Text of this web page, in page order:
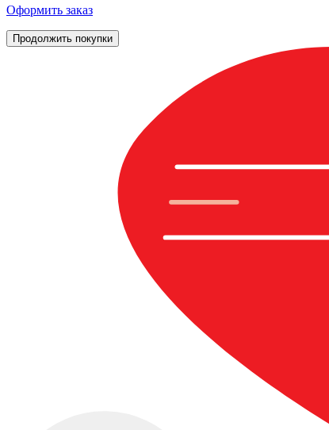
Оформить заказ
Продолжить покупки